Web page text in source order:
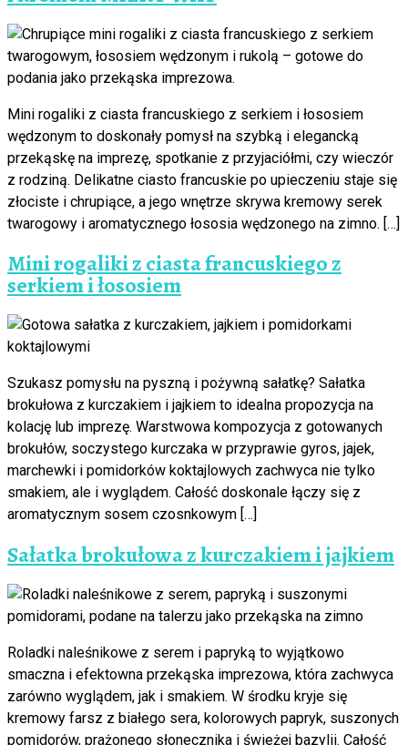
Mini rogaliki z ciasta francuskiego z serkiem i łososiem
wędzonym to doskonały pomysł na szybką i elegancką
przekąskę na imprezę, spotkanie z przyjaciółmi, czy wieczór
z rodziną. Delikatne ciasto francuskie po upieczeniu staje się
złociste i chrupiące, a jego wnętrze skrywa kremowy serek
twarogowy i aromatycznego łososia wędzonego na zimno. […]
Mini rogaliki z ciasta francuskiego z
serkiem i łososiem
Szukasz pomysłu na pyszną i pożywną sałatkę? Sałatka
brokułowa z kurczakiem i jajkiem to idealna propozycja na
kolację lub imprezę. Warstwowa kompozycja z gotowanych
brokułów, soczystego kurczaka w przyprawie gyros, jajek,
marchewki i pomidorków koktajlowych zachwyca nie tylko
smakiem, ale i wyglądem. Całość doskonale łączy się z
aromatycznym sosem czosnkowym […]
Sałatka brokułowa z kurczakiem i jajkiem
Roladki naleśnikowe z serem i papryką to wyjątkowo
smaczna i efektowna przekąska imprezowa, która zachwyca
zarówno wyglądem, jak i smakiem. W środku kryje się
kremowy farsz z białego sera, kolorowych papryk, suszonych
pomidorów, prażonego słonecznika i świeżej bazylii. Całość